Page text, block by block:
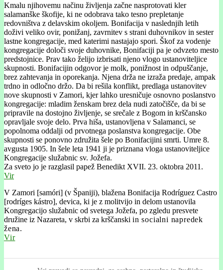
Kmalu njihovemu načinu življenja začne nasprotovati kler
salamanške škofije, ki ne odobrava tako tesno prepletanje
redovništva z delavskim okoljem. Bonifacija v naslednjih letih
doživi veliko ovir, ponižanj, zavrnitev s strani duhovnikov in sester
lastne kongregacije, med katerimi nastajajo spori. Škof za vodenje
kongregacije določi svoje duhovnike, Bonifaciji pa je odvzeto mesto
predstojnice. Prav tako želijo izbrisati njeno vlogo ustanoviteljice
skupnosti. Bonifacijin odgovor je molk, ponižnost in odpuščanje,
brez zahtevanja in oporekanja. Njena drža ne izraža predaje, ampak
trdno in odločno držo. Da bi rešila konflikt, predlaga ustanovitev
nove skupnosti v Zamori, kjer lahko uresničuje osnovno poslanstvo
kongregacije: mladim ženskam brez dela nudi zatočišče, da bi se
pripravile na dostojno življenje, se srečale z Bogom in krščansko
opravljale svoje delo. Prva hiša, ustanovljena v Salamanci, se
popolnoma oddalji od prvotnega poslanstva kongregacije. Obe
skupnosti se ponovno združita šele po Bonifacijini smrti. Umre 8.
avgusta 1905. In šele leta 1941 ji je priznana vloga ustanoviteljice
Kongregacije služabnic sv. Jožefa.
Za sveto jo je razglasil papež Benedikt XVII. 23. oktobra 2011.
Vir
V Zamori [samóri] (v Španiji), blažena Bonifacija Rodríguez Castro
[rodríges kástro], devica, ki je z molitvijo in delom ustanovila
Kongregacijo služabnic od svetega Jožefa, po zgledu presvete
družine iz Nazareta, v skrbi za krščanski in socialni napredek
žena.
Vir